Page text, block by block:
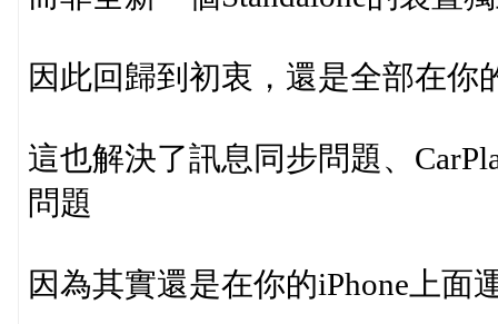
因此回歸到初衷，還是全部在你
這也解決了訊息同步問題、
問題
因為其實還是在你的iPhone上面